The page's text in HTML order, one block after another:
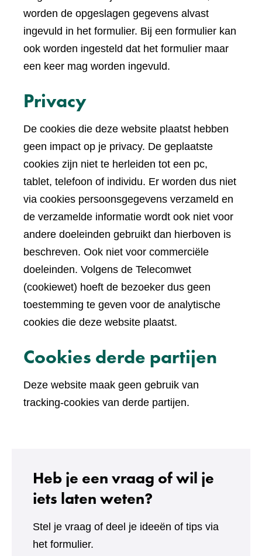
worden de opgeslagen gegevens alvast
ingevuld in het formulier. Bij een formulier kan
ook worden ingesteld dat het formulier maar
een keer mag worden ingevuld.
Privacy
De cookies die deze website plaatst hebben
geen impact op je privacy. De geplaatste
cookies zijn niet te herleiden tot een pc,
tablet, telefoon of individu. Er worden dus niet
via cookies persoonsgegevens verzameld en
de verzamelde informatie wordt ook niet voor
andere doeleinden gebruikt dan hierboven is
beschreven. Ook niet voor commerciële
doeleinden. Volgens de Telecomwet
(cookiewet) hoeft de bezoeker dus geen
toestemming te geven voor de analytische
cookies die deze website plaatst.
Cookies derde partijen
Deze website maak geen gebruik van
tracking-cookies van derde partijen.
Heb je een vraag of wil je
iets laten weten?
Stel je vraag of deel je ideeën of tips via
het formulier.